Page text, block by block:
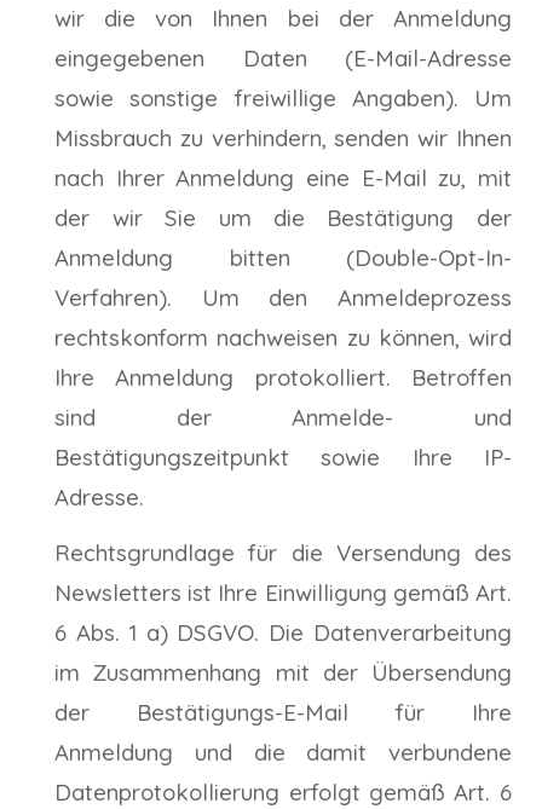
wir die von Ihnen bei der Anmeldung
eingegebenen Daten (E-Mail-Adresse
sowie sonstige freiwillige Angaben). Um
Missbrauch zu verhindern, senden wir Ihnen
nach Ihrer Anmeldung eine E-Mail zu, mit
der wir Sie um die Bestätigung der
Anmeldung bitten (Double-Opt-In-
Verfahren). Um den Anmeldeprozess
rechtskonform nachweisen zu können, wird
Ihre Anmeldung protokolliert. Betroffen
sind der Anmelde- und
Bestätigungszeitpunkt sowie Ihre IP-
Adresse.
Rechtsgrundlage für die Versendung des
Newsletters ist Ihre Einwilligung gemäß Art.
6 Abs. 1 a) DSGVO. Die Datenverarbeitung
im Zusammenhang mit der Übersendung
der Bestätigungs-E-Mail für Ihre
Anmeldung und die damit verbundene
Datenprotokollierung erfolgt gemäß Art. 6